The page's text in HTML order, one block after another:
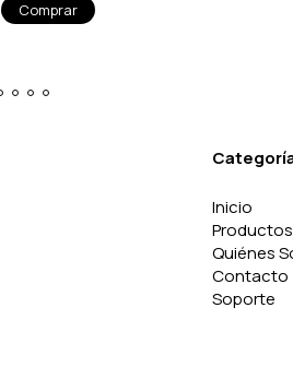
Inicio
Productos
Quiénes
Contacto
Soporte